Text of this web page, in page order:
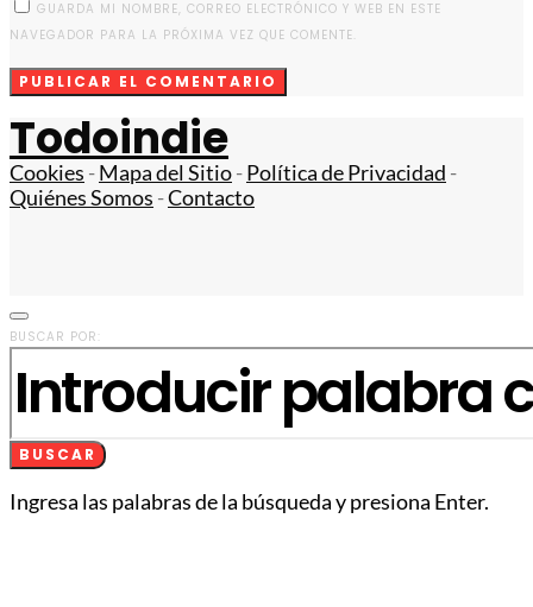
GUARDA MI NOMBRE, CORREO ELECTRÓNICO Y WEB EN ESTE
NAVEGADOR PARA LA PRÓXIMA VEZ QUE COMENTE.
Todoindie
Cookies -Mapa del Sitio-Política de Privacidad -
Quiénes Somos -Contacto
BUSCAR POR:
BUSCAR
Ingresa las palabras de la búsqueda y presiona Enter.